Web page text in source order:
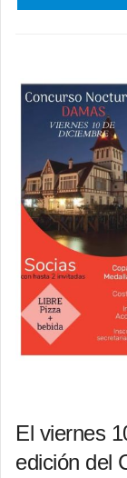
El viernes
edición del